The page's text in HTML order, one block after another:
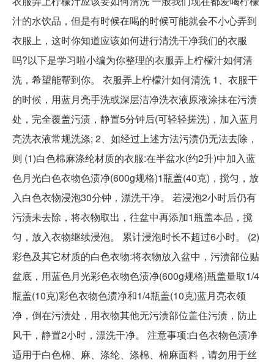
汁的水饮品，但是有时候在喝的时候可能就会不小心弄到
衣服上，这时你知道应该如何进行清洗干净我们的衣服
吗?以下是学习啦小编为你整理的衣服弄上柠檬汁如何清
洗，希望能帮到你。 衣服弄上柠檬汁如何清洗 1、衣服干
的时候，用蓝月亮手洗或深层洁净洗衣液原液涂抹在污渍
处，完全覆盖污渍，静置5分钟后(可轻轻搓洗)，加入蓝月
亮洗衣液常规洗涤; 2、如经过上述方法污渍仍无法去除，
则 (1)白色棉麻涤纶材质的衣服:在半盆水(约2升)中加入蓝
色月光白色衣物色渍净(600g规格)1瓶盖(40克)，搅匀，放
入白色衣物浸泡30分钟，漂洗干净。 若浸泡2小时后仍有
污渍未去除，将衣物取出，往盆中再添加1瓶盖本品，搅
匀，放入衣物继续浸泡。 累计浸泡时长不超过6小时。 (2)
彩色及其它材质的白色衣物:将衣物放入盆中，污渍部位贴
盆底，用蓝色月光彩色衣物色渍净(600g规格)瓶盖量取1/4
瓶盖(10克)彩色衣物色渍净和1/4瓶盖(10克)蓝月亮衣领
净，倒在污渍处，用衣物其他无污渍部位盖住污渍，防止
风干，静置2小时，漂洗干净。 注意事项:白色衣物色渍净
适用于白色棉、麻、涤纶、涤棉、棉麻面料，请勿用于丝